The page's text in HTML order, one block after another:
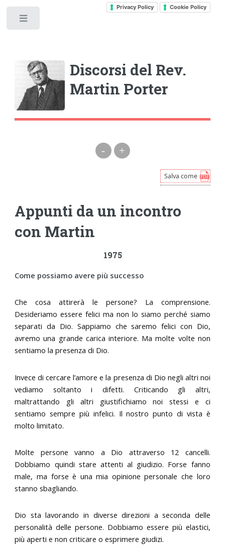
Privacy Policy Cookie Policy
Discorsi del Rev.
Martin Porter
- +
Appunti da un incontro
con Martin
1975
Come possiamo avere più successo
Che cosa attirerà le persone? La comprensione.
Desideriamo essere felici ma non lo siamo perché siamo
separati da Dio. Sappiamo che saremo felici con Dio,
avremo una grande carica interiore. Ma molte volte non
sentiamo la presenza di Dio.
Invece di cercare l’amore e la presenza di Dio negli altri noi
vediamo soltanto i difetti. Criticando gli altri,
maltrattando gli altri giustifichiamo noi stessi e ci
sentiamo sempre più infelici. Il nostro punto di vista è
molto limitato.
Molte persone vanno a Dio attraverso 12 cancelli.
Dobbiamo quindi stare attenti al giudizio. Forse fanno
male, ma forse è una mia opinione personale che loro
stanno sbagliando.
Dio sta lavorando in diverse direzioni a seconda delle
personalità delle persone. Dobbiamo essere più elastici,
più aperti e non criticare o esprimere giudizi.